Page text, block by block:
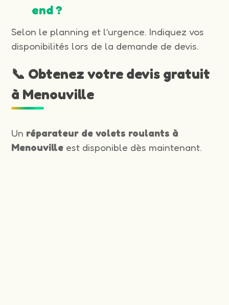
end ?
Selon le planning et l’urgence. Indiquez vos
disponibilités lors de la demande de devis.
📞 Obtenez votre devis gratuit
à Menouville
Un réparateur de volets roulants à
Menouville est disponible dès maintenant.